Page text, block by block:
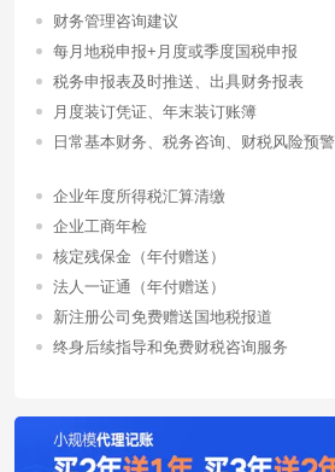
财务管理咨询建议
每月地税申报+月度或季度国税申报
税务申报表及时推送、出具财务报表
月度装订凭证、年末装订账簿
日常基本财务、税务咨询、财税风险预警
企业年度所得税汇算清缴
企业工商年检
核定残保金（年付赠送）
法人一证通（年付赠送）
新注册公司免费赠送国地税报道
终身后续指导和免费财税咨询服务